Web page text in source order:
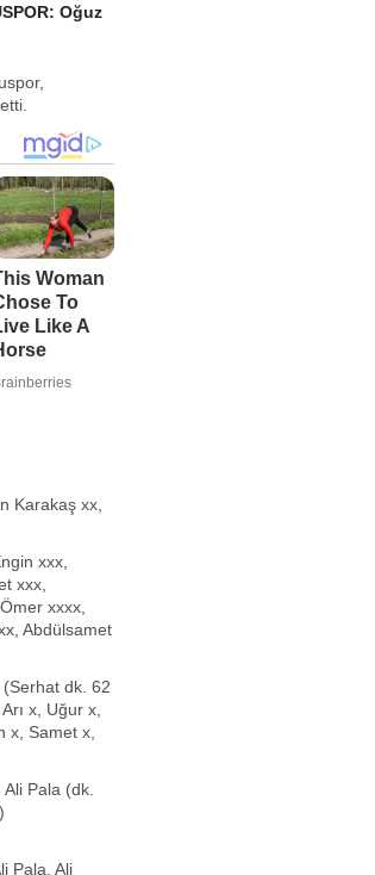
Oğuz
Karakaş xx,
xxx,
xxx,
xxxx,
Abdülsamet
dk. 62
x, Uğur x,
x, Samet x,
Pala (dk.
Pala, Ali